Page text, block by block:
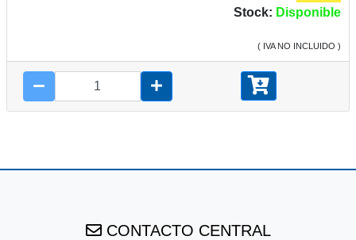
Stock: Disponible
( IVA NO INCLUIDO )
CONTACTO CENTRAL